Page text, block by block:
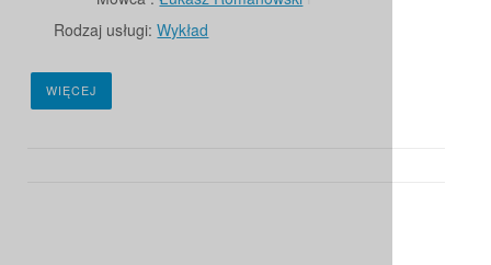
Rodzaj usługi: Wykład
WIĘCEJ